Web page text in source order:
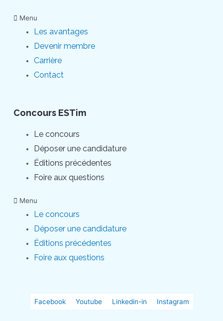
Menu
Les avantages
Devenir membre
Carrière
Contact
Concours ESTim
Le concours
Déposer une candidature
Éditions précédentes
Foire aux questions
Menu
Le concours
Déposer une candidature
Éditions précédentes
Foire aux questions
Facebook Youtube Linkedin-in Instagram